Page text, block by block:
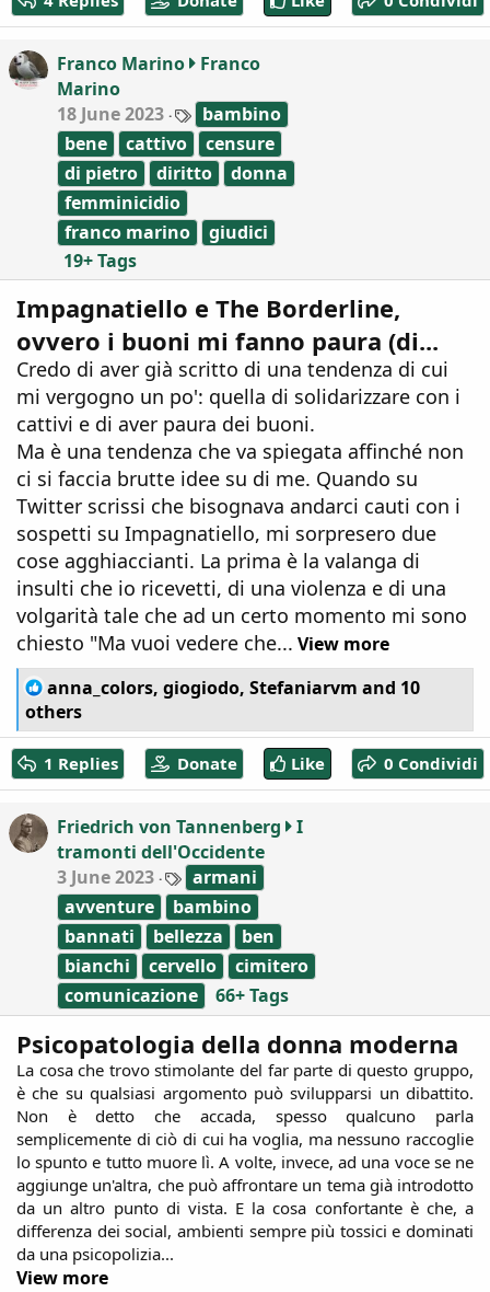
c
t
o Franco Marino
Franco
Marino
18 June 2023
T
a
s
bambino
bene
cattivo
censure
di pietro
diritto
donna
femminicidio
franco marino
giudici
19+ Tags
Impagnatiello e The Borderline,
ovvero i buoni mi fanno paura (di...
Credo di aver già scritto di una tendenza di cui
mi vergogno un po': quella di solidarizzare con i
cattivi e di aver paura dei buoni.
Ma è una tendenza che va spiegata affinché non
ci si faccia brutte idee su di me. Quando su
Twitter scrissi che bisognava andarci cauti con i
sospetti su Impagnatiello, mi sorpresero due
cose agghiaccianti. La prima è la valanga di
insulti che io ricevetti, di una violenza e di una
volgarità tale che ad un certo momento mi sono
chiesto "Ma vuoi vedere che... View more
R
e
a
c
t
i
n
anna_colors, giogiodo, Stefaniarvm and 10
others
1 Replies Donate Like 0 Condividi
Friedrich von Tannenberg
I
tramonti dell'Occidente
3 June 2023
T
a
g
s
armani
avventure
bambino
bannati
bellezza
ben
bianchi
cervello
cimitero
comunicazione
66+ Tags
Psicopatologia della donna moderna
La cosa che trovo stimolante del far parte di questo gruppo,
è che su qualsiasi argomento può svilupparsi un dibattito.
Non è detto che accada, spesso qualcuno parla
semplicemente di ciò di cui ha voglia, ma nessuno raccoglie
lo spunto e tutto muore lì. A volte, invece, ad una voce se ne
aggiunge un'altra, che può affrontare un tema già introdotto
da un altro punto di vista. E la cosa confortante è che, a
differenza dei social, ambienti sempre più tossici e dominati
da una psicopolizia...​
View more